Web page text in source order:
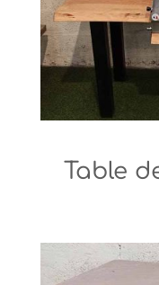
Table